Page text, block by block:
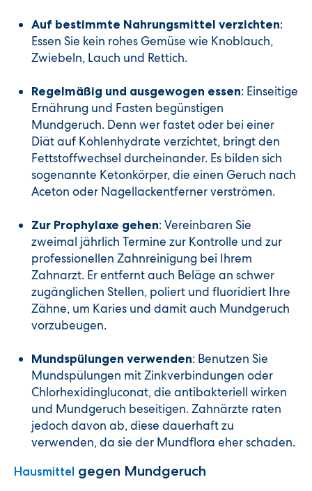
Auf bestimmte Nahrungsmittel verzichten:
Essen Sie kein rohes Gemüse wie Knoblauch,
Zwiebeln, Lauch und Rettich.
Regelmäßig und ausgewogen essen: Einseitige
Ernährung und Fasten begünstigen
Mundgeruch. Denn wer fastet oder bei einer
Diät auf Kohlenhydrate verzichtet, bringt den
Fettstoffwechsel durcheinander. Es bilden sich
sogenannte Ketonkörper, die einen Geruch nach
Aceton oder Nagellackentferner verströmen.
Zur Prophylaxe gehen: Vereinbaren Sie
zweimal jährlich Termine zur Kontrolle und zur
professionellen Zahnreinigung bei Ihrem
Zahnarzt. Er entfernt auch Beläge an schwer
zugänglichen Stellen, poliert und fluoridiert Ihre
Zähne, um Karies und damit auch Mundgeruch
vorzubeugen.
Mundspülungen verwenden: Benutzen Sie
Mundspülungen mit Zinkverbindungen oder
Chlorhexidingluconat, die antibakteriell wirken
und Mundgeruch beseitigen. Zahnärzte raten
jedoch davon ab, diese dauerhaft zu
verwenden, da sie der Mundflora eher schaden.
Hausmittel gegen Mundgeruch